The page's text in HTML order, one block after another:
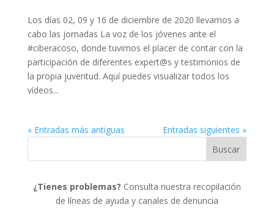
Los días 02, 09 y 16 de diciembre de 2020 llevamos a
cabo las jornadas La voz de los jóvenes ante el
#ciberacoso, donde tuvimos el placer de contar con la
participación de diferentes expert@s y testimonios de
la propia juventud. Aquí puedes visualizar todos los
vídeos...
« Entradas más antiguas Entradas siguientes »
¿Tienes problemas? Consulta nuestra recopilación
de líneas de ayuda y canales de denuncia